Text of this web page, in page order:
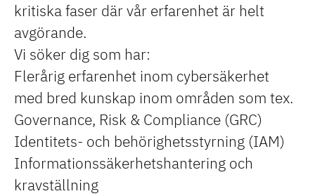
kritiska faser där vår erfarenhet är helt
avgörande.
Vi söker dig som har:
Flerårig erfarenhet inom cybersäkerhet
med bred kunskap inom områden som tex.
Governance, Risk & Compliance (GRC)
Identitets- och behörighetsstyrning (IAM)
Informationssäkerhetshantering och
kravställning